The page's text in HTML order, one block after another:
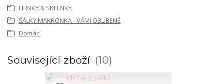
HRNKY & SKLENKY
ŠÁLKY MAKRONKA - VÁMI OBLÍBENÉ
Domácí
Související zboží 10